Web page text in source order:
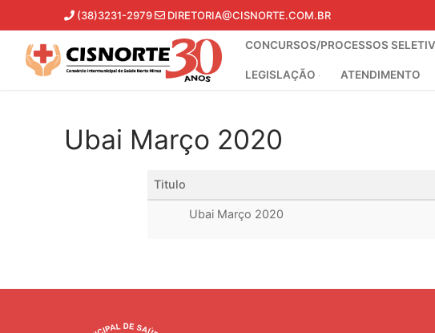
para
conteúdo
(38)3231-2979 DIRETORIA@CISNORTE.COM.BR
CONCURSOS/PROCESSOS
LEGISLAÇÃO ATENDIMENTO
Ubai Março 2020
Titulo
Ubai Março 2020